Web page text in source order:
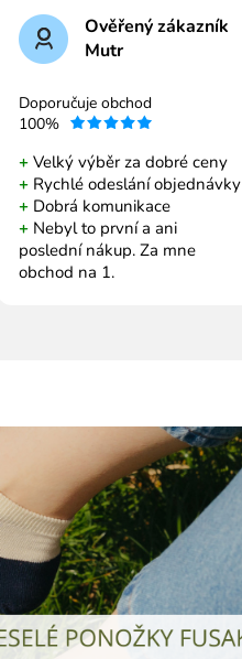
Ověřený zákazník
Mutr
Doporučuje obchod
100%
+ Velký výběr za dobré ceny
+ Rychlé odeslání objednávky
+ Dobrá komunikace
+ Nebyl to první a ani
poslední nákup. Za mne
obchod na 1.